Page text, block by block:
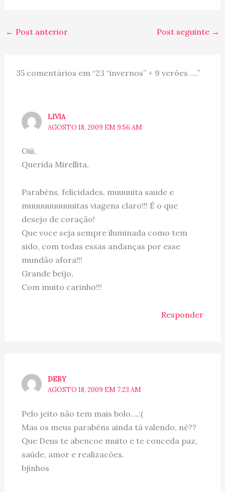
← Post anterior Post seguinte →
35 comentários em “23 “invernos” + 9 verões ….”
LIVIA
AGOSTO 18, 2009 EM 9:56 AM
Oiii,
Querida Mirellita,
Parabéns, felicidades, muuuuita saude e
muuuuuuuuuuitas viagens claro!!! É o que
desejo de coração!
Que voce seja sempre iluminada como tem
sido, com todas essas andanças por esse
mundão afora!!!
Grande beijo,
Com muito carinho!!!
Responder
DEBY
AGOSTO 18, 2009 EM 7:23 AM
Pelo jeito não tem mais bolo….:(
Mas os meus parabéns ainda tá valendo, né??
Que Deus te abencoe muito e te conceda paz,
saúde, amor e realizacões.
bjinhos